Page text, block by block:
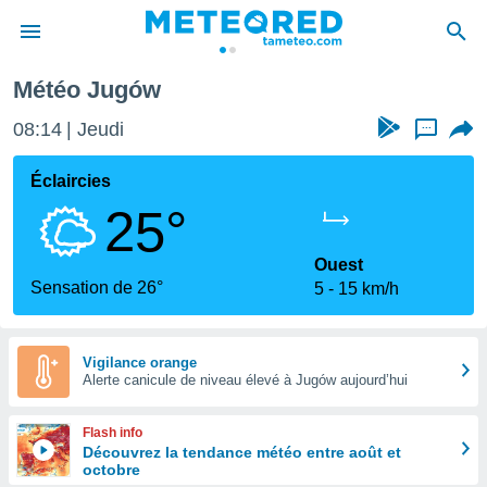
de
Météo Jugów
08:14 Jeudi ...
Éclaircies
25°
Sensation de 26°
Ouest
5
15 km/h
Vigilance orange
Alerte canicule de niveau élevé à Jugów aujourd’hui
Flash info
Découvrez la tendance météo entre août et
octobre